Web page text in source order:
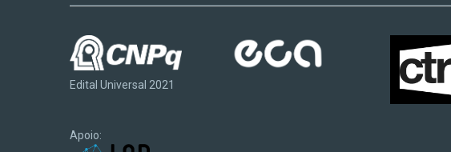
Edital Universal 2021
Apoio: